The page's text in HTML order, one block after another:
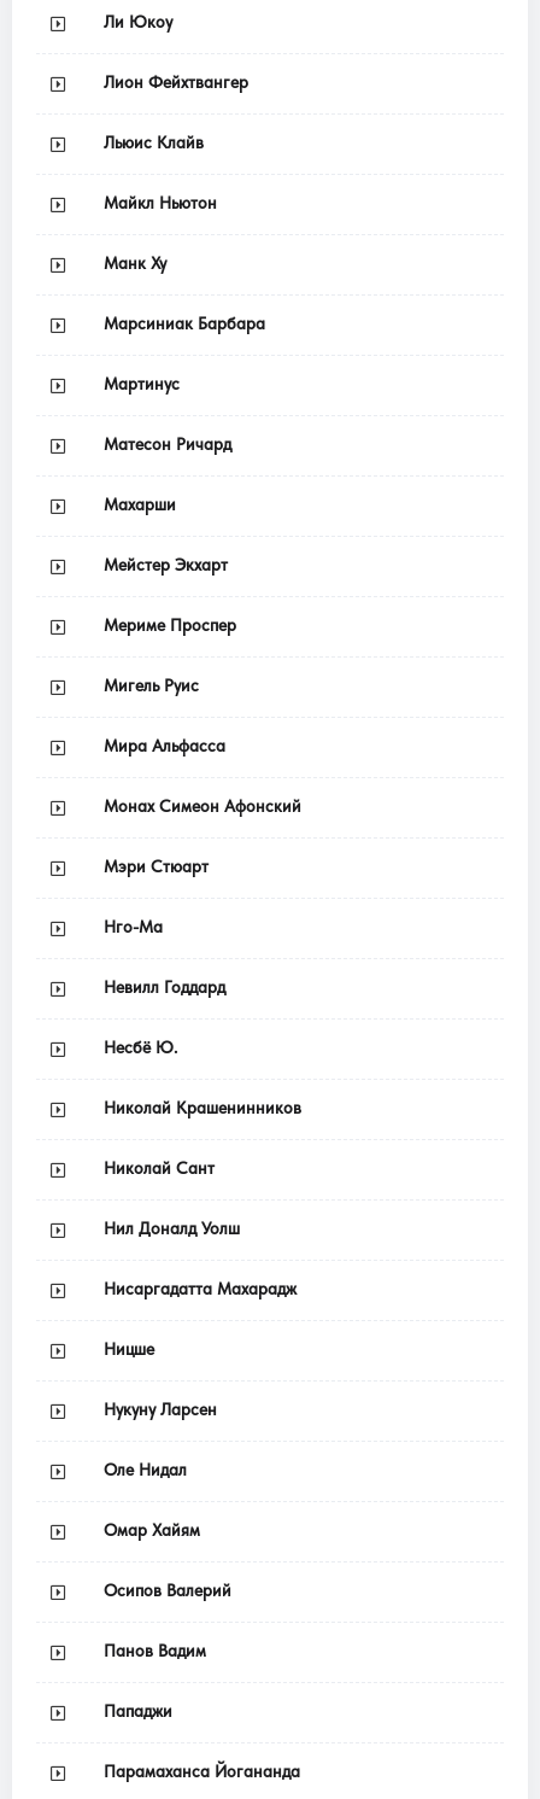
Ли Юкоу
Лион Фейхтвангер
Льюис Клайв
Майкл Ньютон
Манк Ху
Марсиниак Барбара
Мартинус
Матесон Ричард
Махарши
Мейстер Экхарт
Мериме Проспер
Мигель Руис
Мира Альфасса
Монах Симеон Афонский
Мэри Стюарт
Нго-Ма
Невилл Годдард
Несбё Ю.
Николай Крашенинников
Николай Сант
Нил Доналд Уолш
Нисаргадатта Махарадж
Ницше
Нукуну Ларсен
Оле Нидал
Омар Хайям
Осипов Валерий
Панов Вадим
Пападжи
Парамаханса Йогананда